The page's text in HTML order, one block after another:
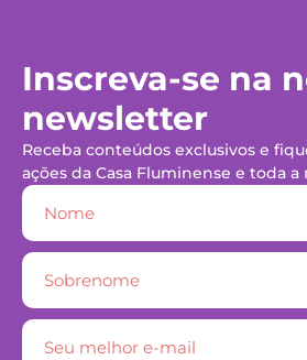
Inscreva-se na
newsletter
Receba conteúdos exclusivos e
ações da Casa Fluminense e toda a